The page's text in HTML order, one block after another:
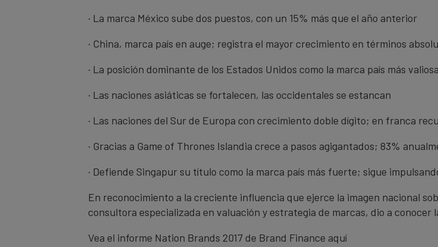
· La marca México sube dos puestos, con un 15% más que el año anterior
· China, marca país en auge; registra el mayor crecimiento en términos
· La posición dominante de los Estados Unidos como la marca país más
· Las naciones asiáticas se fortalecen, las occidentales se estancan
· Las naciones del Sur de Europa con crecimiento doble dígito; en franca
· Gracias a Game of Thrones Islandia crece a pasos agigantados; 83%
· Defiende Singapur su título como la marca país más fuerte; sigue
En reconocimiento a la creciente influencia que ejerce la imagen nacional
consultora especializada en valuación y estrategia de marcas, dio a conocer
Vea el informe Nation Brands 2017 de Brand Finance aquí